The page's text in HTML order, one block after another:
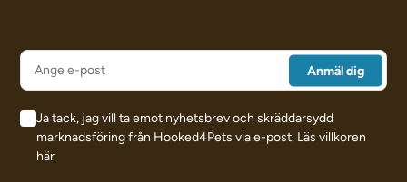
Ja tack, jag vill ta emot nyhetsbrev och skräddarsydd
marknadsföring från Hooked4Pets via e-post. Läs villkoren
här